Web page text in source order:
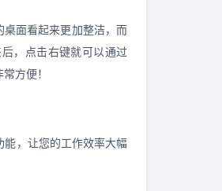
面看起来更加整洁，而
，点击右键就可以通过
方便！
，让您的工作效率大幅